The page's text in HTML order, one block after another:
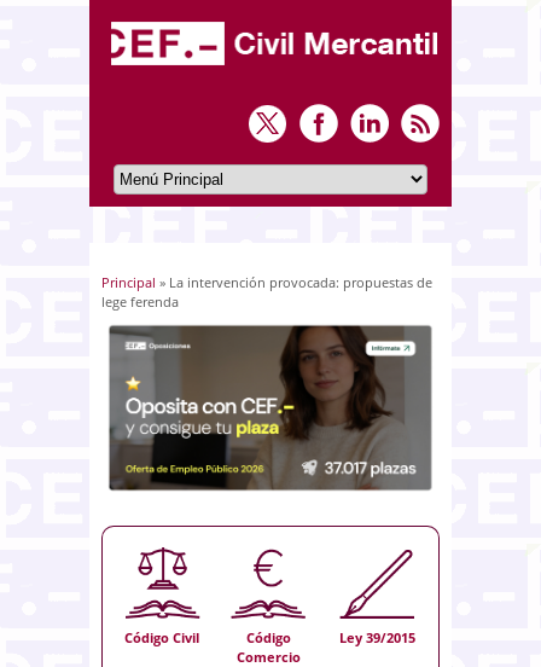
Usted está aquí
Principal » La intervención provocada: propuestas de
lege ferenda
Código Civil
Código
Comercio
Ley 39/2015